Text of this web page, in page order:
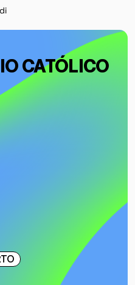
CATÓLICO